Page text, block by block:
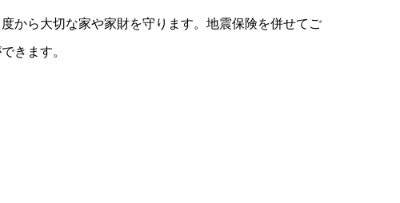
から大切な家や家財を守ります。地震保険を併せてご
きます。